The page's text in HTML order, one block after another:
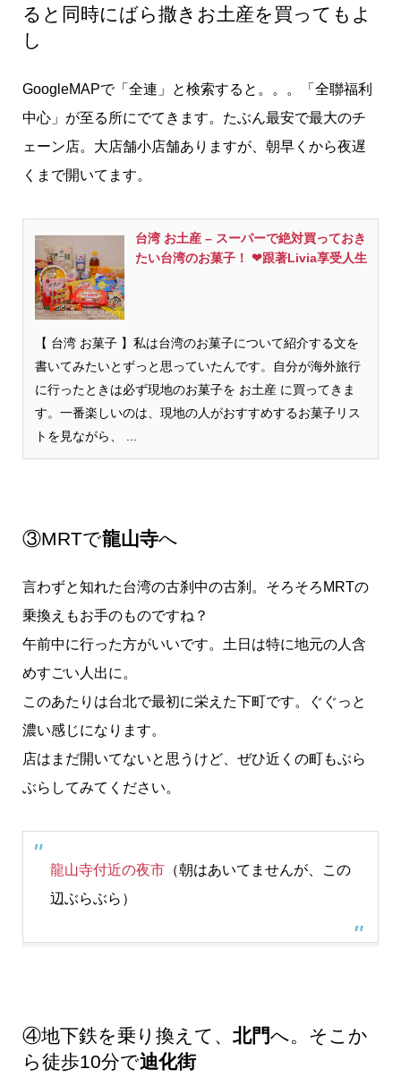
ると同時にばら撒きお土産を買ってもよ
し
GoogleMAPで「全連」と検索すると。。。「全聯福利
中心」が至る所にでてきます。たぶん最安で最大のチ
ェーン店。大店舗小店舗ありますが、朝早くから夜遅
くまで開いてます。
台湾 お土産 – スーパーで絶対買っておき
たい台湾のお菓子！ ❤跟著Livia享受人生
【 台湾 お菓子 】私は台湾のお菓子について紹介する文を
書いてみたいとずっと思っていたんです。自分が海外旅行
に行ったときは必ず現地のお菓子を お土産 に買ってきま
す。一番楽しいのは、現地の人がおすすめするお菓子リス
トを見ながら、 ...
③MRTで龍山寺へ
言わずと知れた台湾の古刹中の古刹。そろそろMRTの
乗換えもお手のものですね？
午前中に行った方がいいです。土日は特に地元の人含
めすごい人出に。
このあたりは台北で最初に栄えた下町です。ぐぐっと
濃い感じになります。
店はまだ開いてないと思うけど、ぜひ近くの町もぶら
ぶらしてみてください。
龍山寺付近の夜市（朝はあいてませんが、この
辺ぶらぶら）
④地下鉄を乗り換えて、 北門へ。そこか
ら徒歩10分で迪化街